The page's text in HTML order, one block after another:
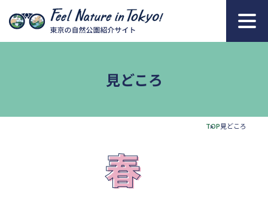
見どころ
TOP見どころ